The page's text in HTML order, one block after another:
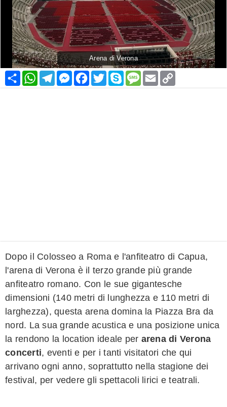
Arena di Verona
Condividi
WhatsApp
Telegram
Messenger
Facebook
TwitterSkypeMessage
Email
Dopo il Colosseo a Roma e l'anfiteatro di Capua,
l'arena di Verona è il terzo grande più grande
anfiteatro romano. Con le sue gigantesche
dimensioni (140 metri di lunghezza e 110 metri di
larghezza), questa arena domina la Piazza Bra da
nord. La sua grande acustica e una posizione unica
la rendono la location ideale per arena di Verona
concerti, eventi e per i tanti visitatori che qui
arrivano ogni anno, soprattutto nella stagione dei
festival, per vedere gli spettacoli lirici e teatrali.